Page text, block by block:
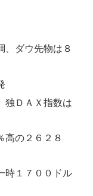
ダウ先物は８
ＤＡＸ指数は
の２６２８
１７００ドル